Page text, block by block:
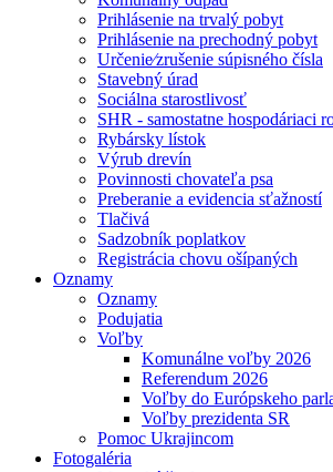
Prihlásenie na trvalý pobyt
Prihlásenie na prechodný pobyt
Určenie⁄zrušenie súpisného čísla
Stavebný úrad
Sociálna starostlivosť
SHR - samostatne hospodáriaci
Rybársky lístok
Výrub drevín
Povinnosti chovateľa psa
Preberanie a evidencia sťažností
Tlačivá
Sadzobník poplatkov
Registrácia chovu ošípaných
Oznamy
Oznamy
Podujatia
Voľby
Komunálne voľby 2026
Referendum 2026
Voľby do Európskeho
Voľby prezidenta SR
Pomoc Ukrajincom
Fotogaléria